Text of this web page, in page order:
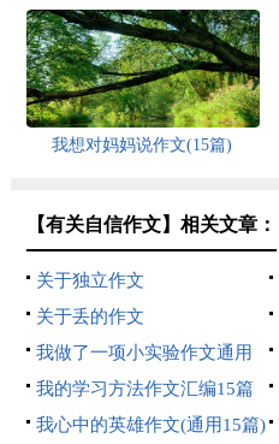
我想对妈妈说作文(15篇)
【有关自信作文】相关文章：
关于独立作文
关于丢的作文
我做了一项小实验作文通用
15篇
我的学习方法作文汇编15篇
我心中的英雄作文(通用15篇)